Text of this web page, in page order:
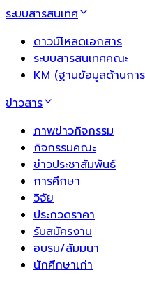
ระบบสารสนเทศ
ดาวน์โหลดเอกสาร
ระบบสารสนเทศคณะ
KM (ฐานข้อมูลด้านกา
ข่าวสาร
ภาพข่าวกิจกรรม
กิจกรรมคณะ
ข่าวประชาสัมพันธ์
การศึกษา
วิจัย
ประกวดราคา
รับสมัครงาน
อบรม/สัมมนา
นักศึกษาเก่า